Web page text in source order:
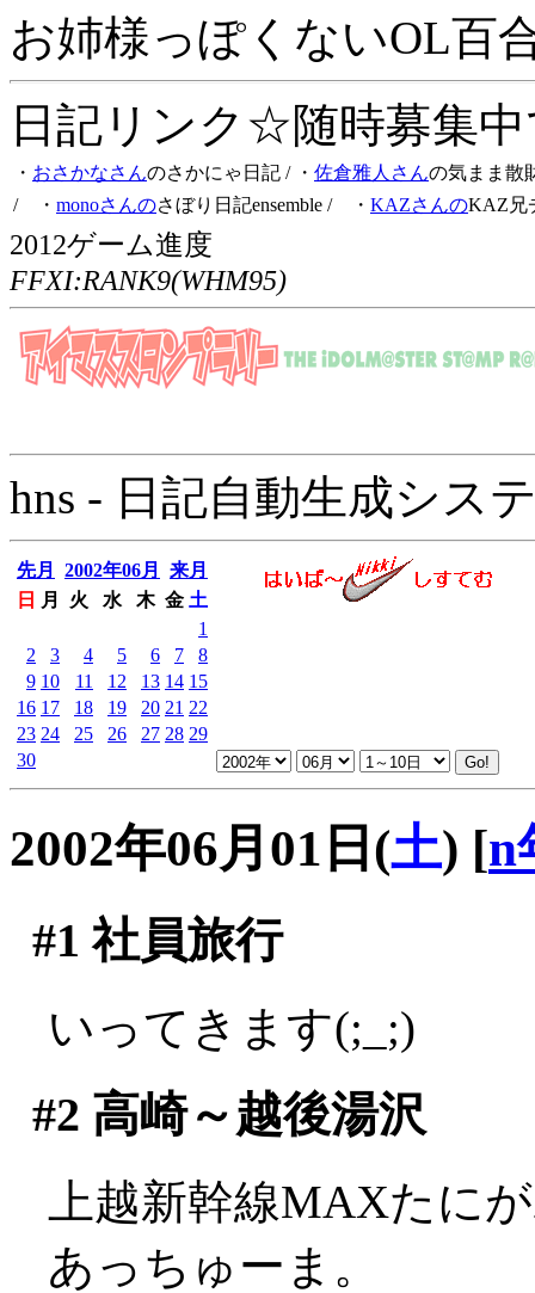
お姉様っぽくないOL百
日記リンク☆随時募集
・ おさかなさんのさかにゃ日記 / ・ 佐倉雅人さんの気まま散
/ ・ monoさんのさぼり日記ensemble / ・ KAZさんのKAZ兄
2012ゲーム進度
FFXI:RANK9(WHM95)
hns - 日記自動生成シス
先月 2002年06月
来月
日
月 火 水 木 金 土
1
2
3 4 5 6 7
8
9 10 11 12 13 14 15
16 17 18 19 20 21 22
23 24 25 26 27 28 29
30
2002年06月01日(土) [n
#1 社員旅行
いってきます(;_;)
#2 高崎～越後湯沢
上越新幹線MAXたに
あっちゅーま。